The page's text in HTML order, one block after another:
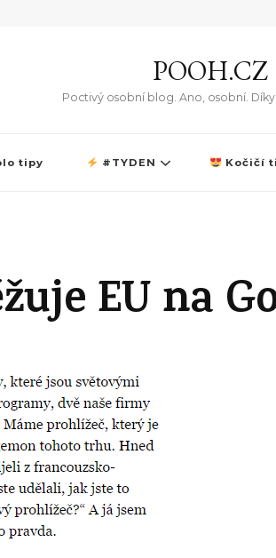
POOH.CZ
Poctivý osobní blog. Ano, osobní.
tipy #TYDEN Kočičí
EU na